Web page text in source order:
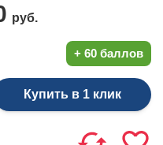
руб.
+ 60 баллов
Купить в 1 клик